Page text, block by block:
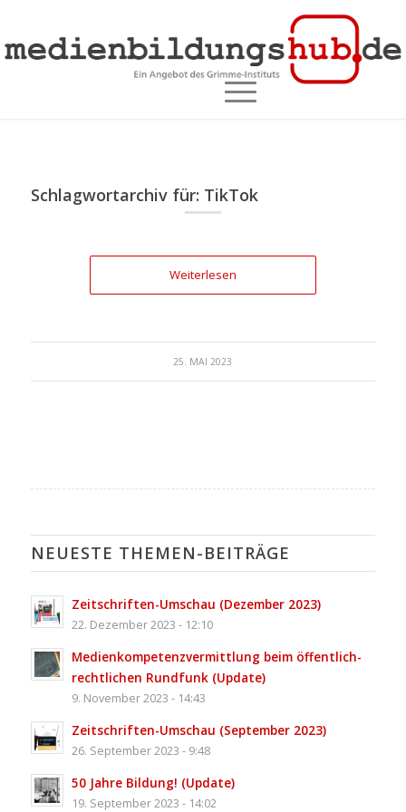
Schlagwortarchiv für: TikTok
Weiterlesen
25. MAI 2023
NEUESTE THEMEN-BEITRÄGE
Zeitschriften-Umschau (Dezember 2023)
22. Dezember 2023 - 12:10
Medienkompetenz­vermittlung beim öffentlich-
rechtlichen Rundfunk (Update)
9. November 2023 - 14:43
Zeitschriften-Umschau (September 2023)
26. September 2023 - 9:48
50 Jahre Bildung! (Update)
19. September 2023 - 14:02